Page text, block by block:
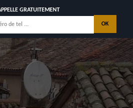
GRATUITEMENT
SUR
17470
CONTACTEZ NOUS